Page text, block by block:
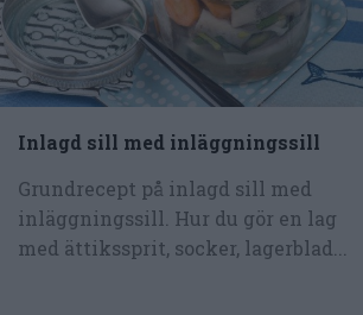
Inlagd sill med inläggningssill
Grundrecept på inlagd sill med
inläggningssill. Hur du gör en lag
med ättikssprit, socker, lagerblad...